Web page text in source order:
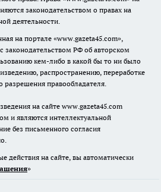
законодательством о правах на
деятельности.
на портале «www.gazeta45.com»,
законодательством РФ об авторском
кем-либо в какой бы то ни было
распространению, переработке
разрешения правообладателя.
на сайте www.gazeta45.com
и являются интеллектуальной
без письменного согласия
действия на сайте, вы автоматически
»